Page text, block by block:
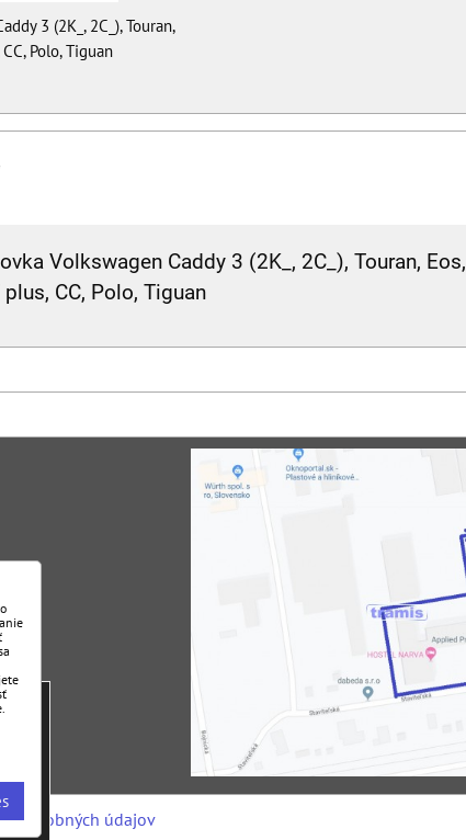
3 (2K_, 2C_), Touran,
Polo, Tiguan
Volkswagen Caddy 3 (2K_, 2C_), Touran, Eos,
CC, Polo, Tiguan
osobných údajov